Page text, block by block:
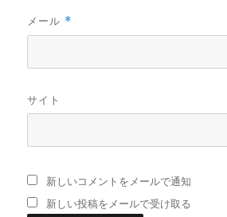
メール *
サイト
新しいコメントをメールで通知
新しい投稿をメールで受け取る